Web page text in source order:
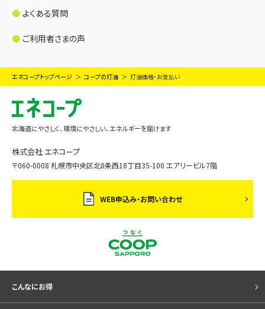
よくある質問
ご利用者さまの声
エネコープトップページ コープの灯油 灯油価格・お支払い
北海道にやさしく、環境にやさしい、エネルギーを届けます
株式会社 エネコープ
〒060-0008 札幌市中央区北8条西18丁目35-100 エアリービル7階
WEB申込み・お問い合わせ
こんなにお得